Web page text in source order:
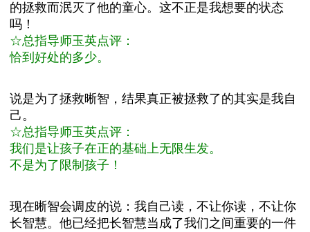
的拯救而泯灭了他的童心。这不正是我想要的状态
吗！
☆总指导师玉英点评：
恰到好处的多少。
说是为了拯救晰智，结果真正被拯救了的其实是我自
己。
☆总指导师玉英点评：
我们是让孩子在正的基础上无限生发。
不是为了限制孩子！
现在晰智会调皮的说：我自己读，不让你读，不让你
长智慧。他已经把长智慧当成了我们之间重要的一件